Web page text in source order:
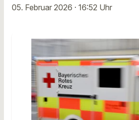
05. Februar 2026 · 16:52 Uhr